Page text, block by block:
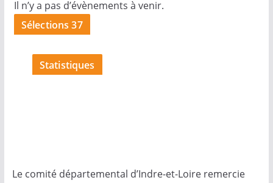
Il n’y a pas d’évènements à venir.
Sélections 37
Statistiques
Le comité départemental d’Indre-et-Loire remercie